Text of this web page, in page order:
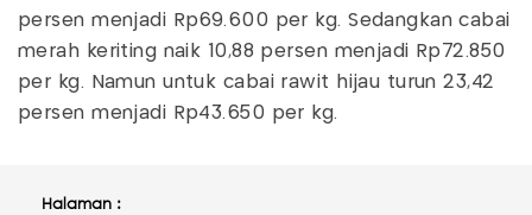
persen menjadi Rp69.600 per kg. Sedangkan cabai
merah keriting naik 10,88 persen menjadi Rp72.850
per kg. Namun untuk cabai rawit hijau turun 23,42
persen menjadi Rp43.650 per kg.
Halaman :